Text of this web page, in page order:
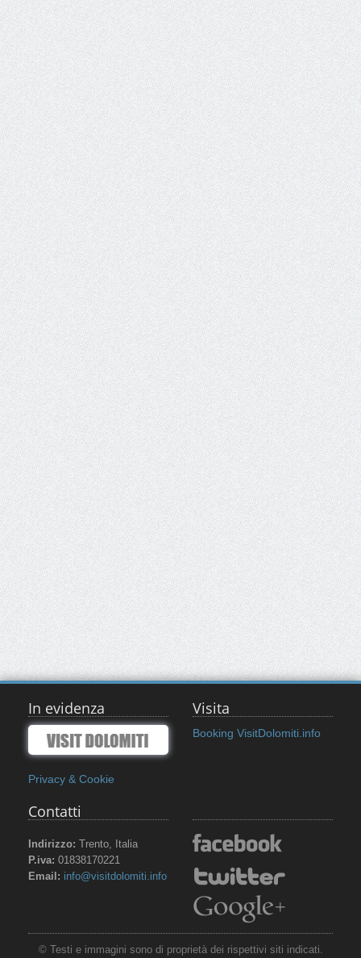
In evidenza
Privacy & Cookie
Visita
Booking VisitDolomiti.info
Contatti
Indirizzo: Trento, Italia
P.iva: 01838170221
Email: info@visitdolomiti.info
© Testi e immagini sono di proprietà dei rispettivi siti indicati.